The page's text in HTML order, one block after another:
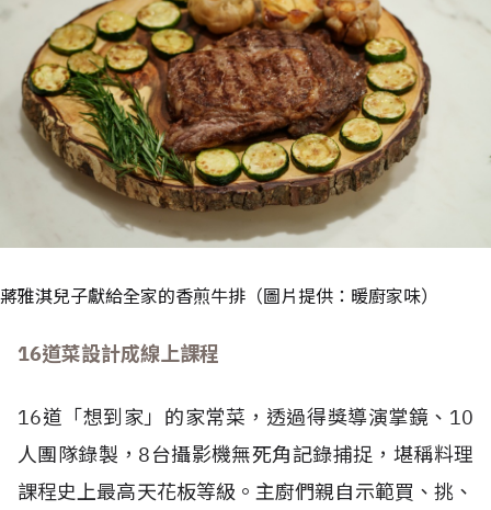
蔣雅淇兒子獻給全家的香煎牛排（圖片提供：暖廚家味）
16道菜設計成線上課程
16道「想到家」的家常菜，透過得獎導演掌鏡、10
人團隊錄製，8台攝影機無死角記錄捕捉，堪稱料理
課程史上最高天花板等級。主廚們親自示範買、挑、